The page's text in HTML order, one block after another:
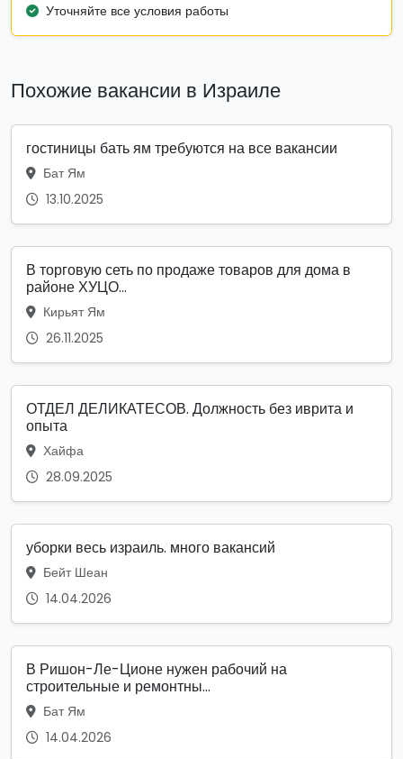
Уточняйте все условия работы
Похожие вакансии в Израиле
гостиницы бать ям требуются на все вакансии
Бат Ям
13.10.2025
В торговую сеть по продаже товаров для дома в
районе ХУЦО...
Кирьят Ям
26.11.2025
ОТДЕЛ ДЕЛИКАТЕСОВ. Должность без иврита и
опыта
Хайфа
28.09.2025
уборки весь израиль. много вакансий
Бейт Шеан
14.04.2026
В Ришон-Ле-Ционе нужен рабочий на
строительные и ремонтны...
Бат Ям
14.04.2026